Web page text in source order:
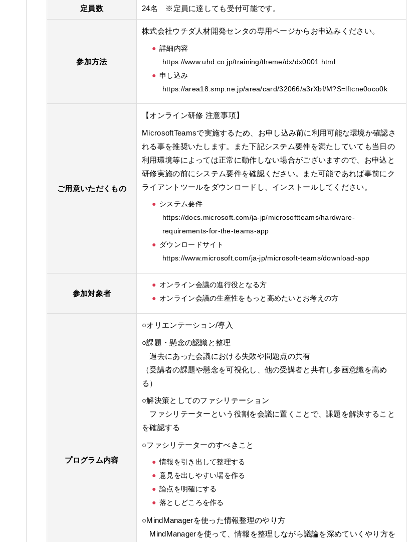
定員数 24名 ※定員に達しても受付可能です。
参加方法
株式会社ウチダ人材開発センタの専用ページからお申込みください。
詳細内容
https://www.uhd.co.jp/training/theme/dx/dx0001.html
申し込み
https://area18.smp.ne.jp/area/card/32066/a3rXbf/M?S=lftcne0oco0k
ご用意いただくもの
【オンライン研修 注意事項】
MicrosoftTeamsで実施するため、お申し込み前に利用可能な環境か確認さ
れる事を推奨いたします。また下記システム要件を満たしていても当日の
利用環境等によっては正常に動作しない場合がございますので、お申込と
研修実施の前にシステム要件を確認ください。また可能であれば事前にク
ライアントツールをダウンロードし、インストールしてください。
システム要件
https://docs.microsoft.com/ja-jp/microsoftteams/hardware-
requirements-for-the-teams-app
ダウンロードサイト
https://www.microsoft.com/ja-jp/microsoft-teams/download-app
参加対象者
オンライン会議の進行役となる方
オンライン会議の生産性をもっと高めたいとお考えの方
プログラム内容
○オリエンテーション/導入
○課題・懸念の認識と整理
過去にあった会議における失敗や問題点の共有
（受講者の課題や懸念を可視化し、他の受講者と共有し参画意識を高め
る）
○解決策としてのファシリテーション
ファシリテーターという役割を会議に置くことで、課題を解決すること
を確認する
○ファシリテーターのすべきこと
情報を引き出して整理する
意見を出しやすい場を作る
論点を明確にする
落としどころを作る
○MindManagerを使った情報整理のやり方
MindManagerを使って、情報を整理しながら議論を深めていくやり方を